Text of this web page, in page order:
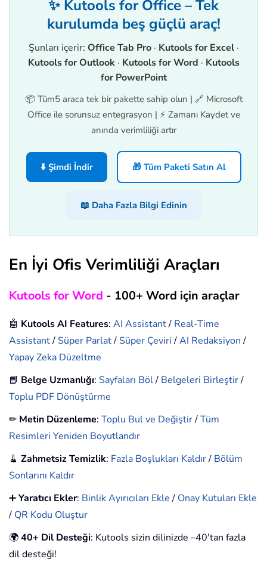
.Cell(xRow, 3). Range .Text
For Each xBookMark In xDoc
            xTable
. Rows
            xRow
= xRow +
1
. Cell(xRow, 1) . Range.
.Cell(xRow
.
            xDoc
Hyperlinks
              SubAddress
:= xBookMark
Next
End With
    xBookMarkDoc
.SaveAs xDoc.Path
    xBookMarkDoc
    Kill xBookMarkDoc
.
✨ Kutools for Office – Tek
kurulumda beş güçlü araç!
Şunları içerir: Office Tab Pro· Kutools for Excel·
Kutools for Outlook· Kutools for Word · Kutools
for PowerPoint
📦 Tüm5 araca tek bir pakette sahip olun | 🔗 Microsoft
Office ile sorunsuz entegrasyon | ⚡ Zamanı Kaydet ve
anında verimliliği artır
⬇️ Şimdi İndir 🎁 Tüm Paketi Satın Al
📖 Daha Fazla Bilgi Edinin
En İyi Ofis Verimliliği Araçları
Kutools for Word - 100+ Word için araçlar
🤖 Kutools AI Features: AI Assistant/ Real-Time
Assistant/ Süper Parlat/ Süper Çeviri/AI Redaksiyon/
Yapay Zeka Düzeltme
📘 Belge Uzmanlığı: Sayfaları Böl/ Belgeleri Birleştir/
Toplu PDF Dönüştürme
✏ Metin Düzenleme: Toplu Bul ve Değiştir/Tüm
Resimleri Yeniden Boyutlandır
🧹 Zahmetsiz Temizlik: Fazla Boşlukları Kaldır/ Bölüm
Sonlarını Kaldır
➕Yaratıcı Ekler: Binlik Ayırıcıları Ekle/ Onay Kutuları Ekle
/ QR Kodu Oluştur
🌍40+ Dil Desteği: Kutools sizin dilinizde –40'tan fazla
dil desteği!